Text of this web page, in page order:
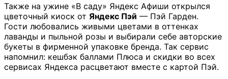
Также на ужине «В саду» Яндекс Афиши открылся
цветочный киоск от Яндекс Пэй — Пэй Гарден.
Гости любовались живыми цветами в оттенках
лаванды и пыльной розы и выбирали себе авторские
букеты в фирменной упаковке бренда. Так сервис
напомнил: кешбэк баллами Плюса и скидки во всех
сервисах Яндекса расцветают вместе с картой Пэй.